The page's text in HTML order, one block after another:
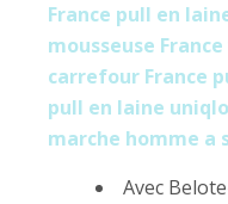
France pull en
mousseuse France
carrefour France
pull en laine
marche homme a
Avec